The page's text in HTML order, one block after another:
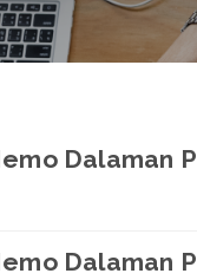
Dalaman
Dalaman